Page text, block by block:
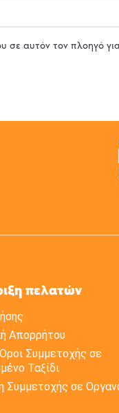
σε αυτόν τον πλοηγό
πελατών
Aπορρήτου
Όροι Συμμετοχής σε
Ταξίδι
Συμμετοχής σε